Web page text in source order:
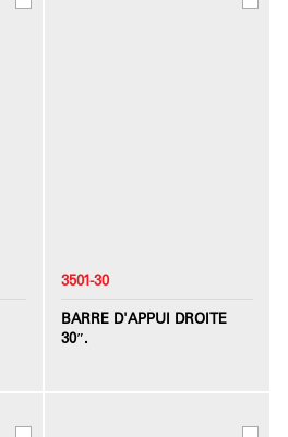
3501-30
BARRE D'APPUI DROITE
30″.